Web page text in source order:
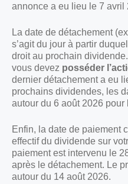
annonce a eu lieu le 7 avril
La date de détachement
s’agit du jour à partir
droit au prochain
vous devez posséder
dernier détachement a eu
prochains dividendes, les
autour du 6 août 2026
Enfin, la date de paiement
effectif du dividende sur
paiement est intervenu le
après le détachement. Le
autour du 14 août 2026.